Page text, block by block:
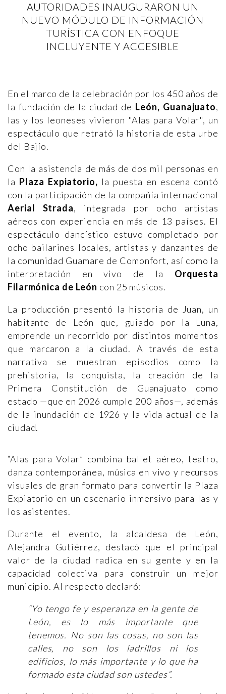
AUTORIDADES INAUGURARON UN
NUEVO MÓDULO DE INFORMACIÓN
TURÍSTICA CON ENFOQUE
INCLUYENTE Y ACCESIBLE
En el marco de la celebración por los 450 años de
la fundación de la ciudad de León, Guanajuato,
las y los leoneses vivieron "Alas para Volar", un
espectáculo que retrató la historia de esta urbe
del Bajío.
Con la asistencia de más de dos mil personas en
la Plaza Expiatorio, la puesta en escena contó
con la participación de la compañía internacional
Aerial Strada, integrada por ocho artistas
aéreos con experiencia en más de 13 países. El
espectáculo dancístico estuvo completado por
ocho bailarines locales, artistas y danzantes de
la comunidad Guamare de Comonfort, así como la
interpretación en vivo de la Orquesta
Filarmónica de León con 25 músicos.
La producción presentó la historia de Juan, un
habitante de León que, guiado por la Luna,
emprende un recorrido por distintos momentos
que marcaron a la ciudad. A través de esta
narrativa se muestran episodios como la
prehistoria, la conquista, la creación de la
Primera Constitución de Guanajuato como
estado —que en 2026 cumple 200 años—, además
de la inundación de 1926 y la vida actual de la
ciudad.
“Alas para Volar” combina ballet aéreo, teatro,
danza contemporánea, música en vivo y recursos
visuales de gran formato para convertir la Plaza
Expiatorio en un escenario inmersivo para las y
los asistentes.
Durante el evento, la alcaldesa de León,
Alejandra Gutiérrez, destacó que el principal
valor de la ciudad radica en su gente y en la
capacidad colectiva para construir un mejor
municipio. Al respecto declaró:
“Yo tengo fe y esperanza en la gente de
León, es lo más importante que
tenemos. No son las cosas, no son las
calles, no son los ladrillos ni los
edificios, lo más importante y lo que ha
formado esta ciudad son ustedes”.